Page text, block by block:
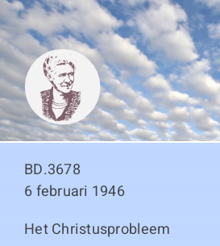
Skip
to
content
Algemeen
Thema boeken
BD.3678
6 februari 1946
Het Christusprobleem